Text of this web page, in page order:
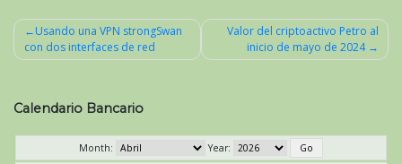
Navegación
entradas
Usando una VPN strongSwan
con dos interfaces de red
Valor del criptoactivo Petro al
inicio de mayo de 2024
Calendario Bancario
Month:
Year: